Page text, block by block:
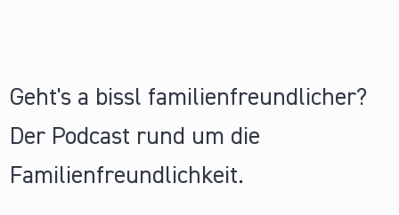
Geht's a bissl familienfreundlicher?
Der Podcast rund um die
Familienfreundlichkeit.